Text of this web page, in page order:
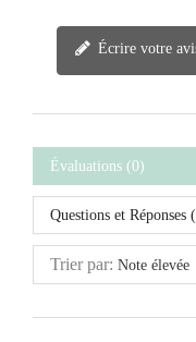
Écrire votre
Évaluations (0)
Questions et Réponses
Trier par: Note élevée